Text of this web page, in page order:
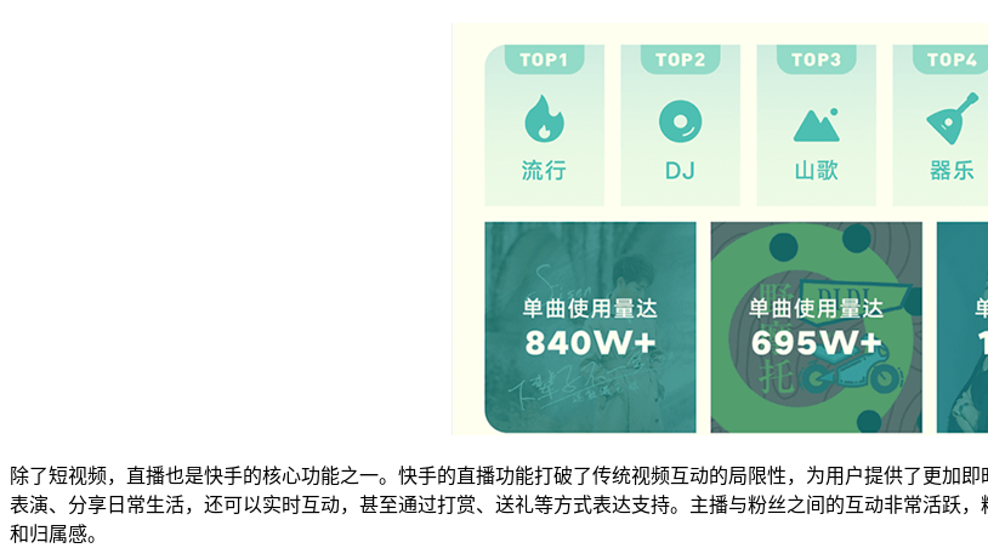
除了短视频，直播也是快手的核心功能之一。快手的直播功能打破了传统视频互动的局限性，为用户提供了更加
表演、分享日常生活，还可以实时互动，甚至通过打赏、送礼等方式表达支持。主播与粉丝之间的互动非常活跃
和归属感。